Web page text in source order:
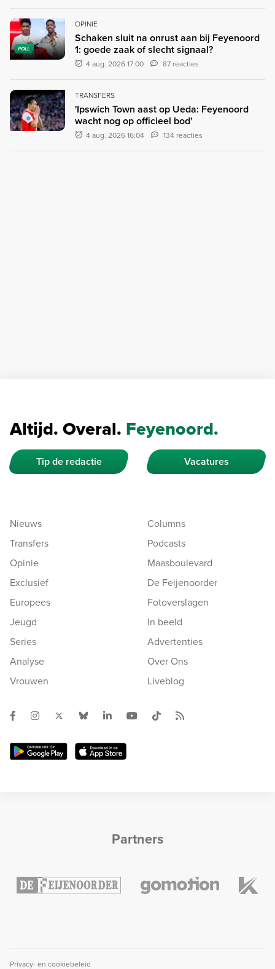
POLL
OPINIE
Schaken sluit na onrust aan bij Feyenoord
1: goede zaak of slecht signaal?
4 aug. 2026 17:00 87 reacties
TRANSFERS
'Ipswich Town aast op Ueda: Feyenoord
wacht nog op officieel bod'
4 aug. 2026 16:04 134 reacties
Altijd. Overal. Feyenoord.
Tip de redactie Vacatures
Nieuws
Transfers
Opinie
Exclusief
Europees
Jeugd
Series
Analyse
Vrouwen
Columns
Podcasts
Maasboulevard
De Feijenoorder
Fotoverslagen
In beeld
Advertenties
Over Ons
Liveblog
Partners
Privacy- en cookiebeleid